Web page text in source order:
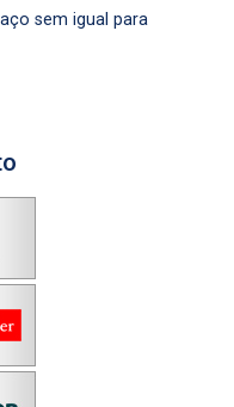
sem igual para